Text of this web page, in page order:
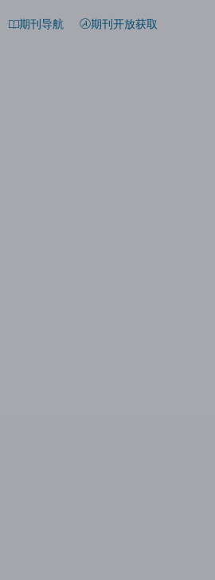
期刊导航 期刊开放获取